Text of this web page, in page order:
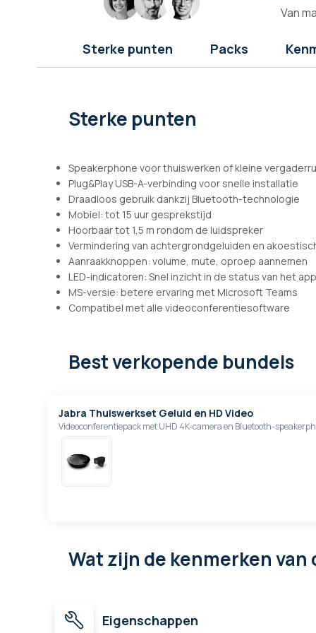
Van
Sterke punten Packs
Sterke punten
Speakerphone voor thuiswerken of kleine
Plug&Play USB-A-verbinding voor snelle installatie
Draadloos gebruik dankzij Bluetooth-technologie
Mobiel: tot 15 uur gesprekstijd
Hoorbaar tot 1,5 m rondom de luidspreker
Vermindering van achtergrondgeluiden en
Aanraakknoppen: volume, mute, oproep aannemen
LED-indicatoren: Snel inzicht in de status van het
MS-versie: betere ervaring met Microsoft Teams
Compatibel met alle videoconferentiesoftware
Best verkopende bundels
Jabra Thuiswerkset Geluid en HD Video
Videoconferentiepack met UHD 4K-camera en Bluetooth-
Wat zijn de kenmerkenvan
Eigenschappen